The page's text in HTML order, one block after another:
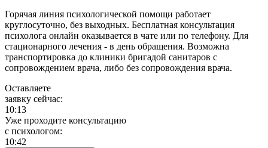
Горячая линия психологической помощи работает
круглосуточно, без выходных. Бесплатная консультация
психолога онлайн оказывается в чате или по телефону. Для
стационарного лечения - в день обращения. Возможна
транспортировка до клиники бригадой санитаров с
сопровождением врача, либо без сопровождения врача.
Оставляете
заявку сейчас:
10:13
Уже проходите консультацию
c психологом:
10:42